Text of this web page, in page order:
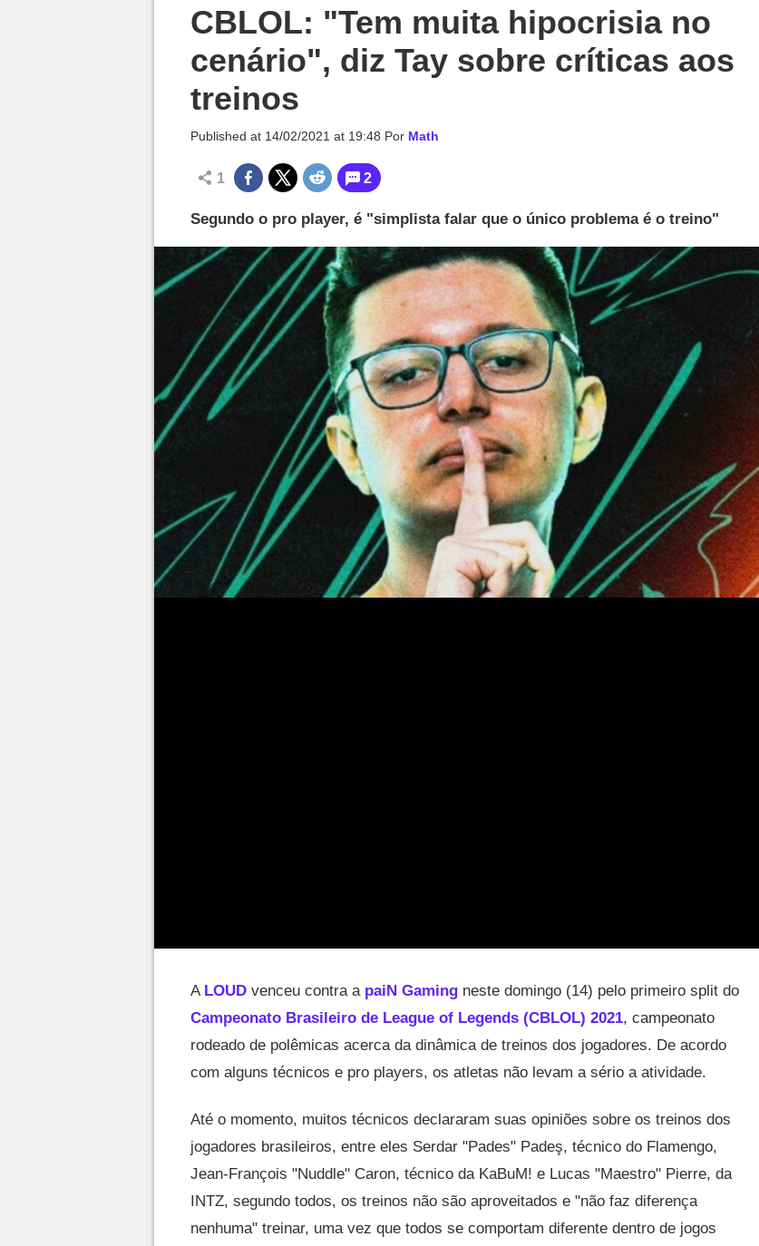
CBLOL: "Tem muita hipocrisia no
cenário", diz Tay sobre críticas aos
treinos
Published at 14/02/2021 at 19:48 Por Math
1 2
Segundo o pro player, é "simplista falar que o único problema é o treino"
A LOUD venceu contra a paiN Gaming neste domingo (14) pelo primeiro split do
Campeonato Brasileiro de League of Legends (CBLOL) 2021, campeonato
rodeado de polêmicas acerca da dinâmica de treinos dos jogadores. De acordo
com alguns técnicos e pro players, os atletas não levam a sério a atividade.
Até o momento, muitos técnicos declararam suas opiniões sobre os treinos dos
jogadores brasileiros, entre eles Serdar "Pades" Padeş, técnico do Flamengo,
Jean-François "Nuddle" Caron, técnico da KaBuM! e Lucas "Maestro" Pierre, da
INTZ, segundo todos, os treinos não são aproveitados e "não faz diferença
nenhuma" treinar, uma vez que todos se comportam diferente dentro de jogos